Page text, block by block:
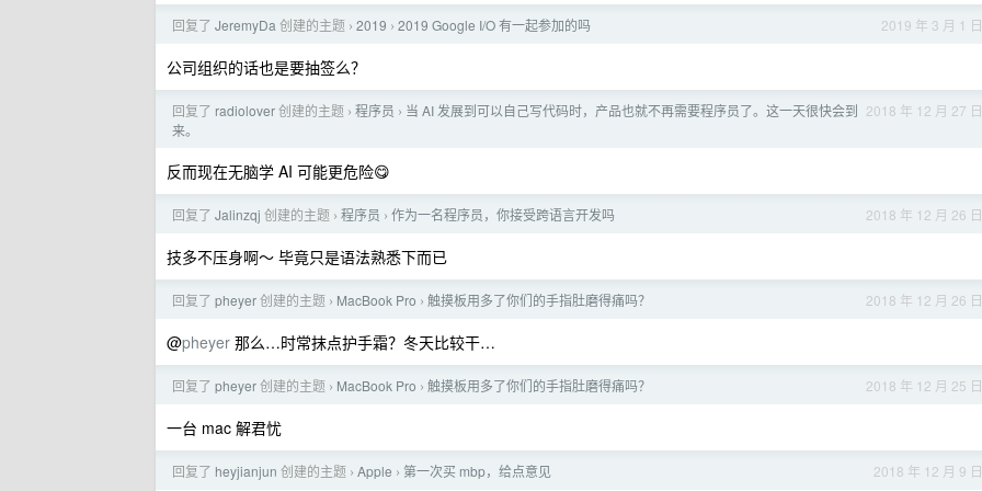
2019 年 3 月 1 日
回复了 JeremyDa 创建的主题 › 2019 › 2019 Google I/O 有一起参加的吗
公司组织的话也是要抽签么？
2018 年 12 月 27 日
回复了 radiolover创建的主题 › 程序员 › 当 AI 发展到可以自己写代码时，产品也就不再需要程序员了。这一天很快会到
来。
反而现在无脑学 AI 可能更危险😋
2018 年 12 月 26 日
回复了 Jalinzqj 创建的主题 › 程序员 › 作为一名程序员，你接受跨语言开发吗
技多不压身啊～ 毕竟只是语法熟悉下而已
2018 年 12 月 26 日
回复了 pheyer创建的主题 › MacBook Pro › 触摸板用多了你们的手指肚磨得痛吗？
@pheyer 那么…时常抹点护手霜？冬天比较干…
2018 年 12 月 25 日
回复了 pheyer创建的主题 › MacBook Pro › 触摸板用多了你们的手指肚磨得痛吗？
一台 mac 解君忧
2018 年 12 月 9 日
回复了 heyjianjun 创建的主题 › Apple › 第一次买 mbp，给点意见